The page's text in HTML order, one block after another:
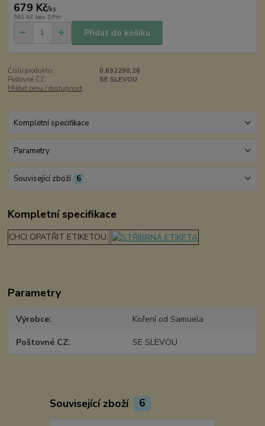
679 Kč/ks
561 Kč bez DPH
Přidat do košíku
Číslo produktu:
0,692290,26
Poštovné CZ:
SE SLEVOU
Hlídat cenu / dostupnost
Kompletní specifikace
Parametry
Související zboží 6
Kompletní specifikace
CHCI OPATŘIT ETIKETOU:
Parametry
Výrobce Koření od Samuela
Poštovné CZ SE SLEVOU
Související zboží 6